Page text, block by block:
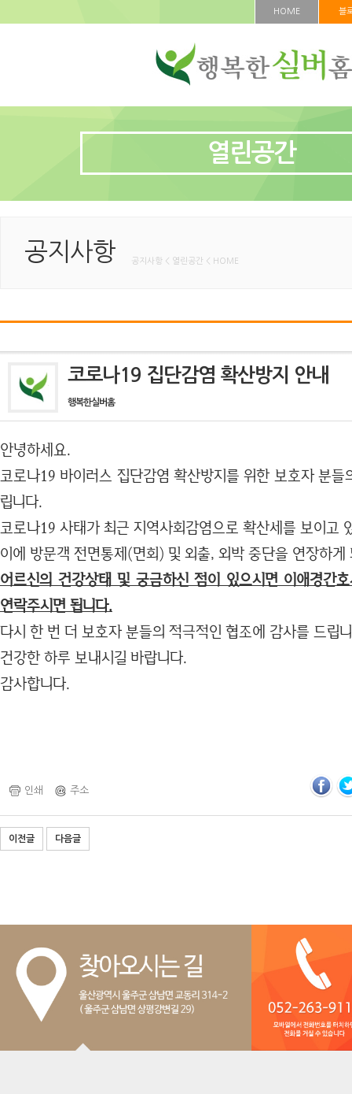
HOME 블
열린공간
공지사항 공지사항 < 열린공간 < HOME
코로나19 집단감염 확산방지 안내
행복한실버홈
안녕하세요.
코로나19 바이러스 집단감염 확산방지를 위한 보호자 분들
립니다.
코로나19 사태가 최근 지역사회감염으로 확산세를 보이고
이에 방문객 전면통제(면회) 및 외출, 외박 중단을 연장하게
어르신의 건강상태 및 궁금하신 점이 있으시면 이애경간
연락주시면 됩니다.
다시 한 번 더 보호자 분들의 적극적인 협조에 감사를 드립
건강한 하루 보내시길 바랍니다.
감사합니다.
인쇄 주소
이전글 다음글